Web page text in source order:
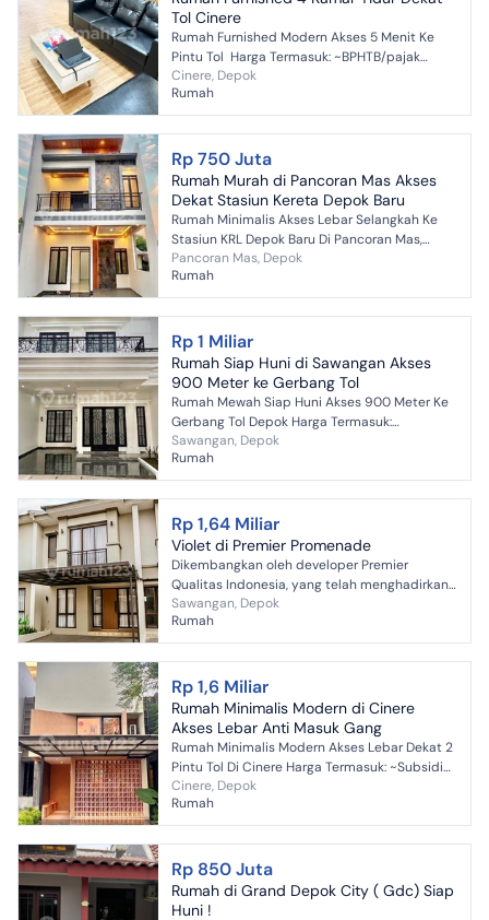
Tol Cinere
Rumah Furnished Modern Akses 5 Menit Ke
Pintu Tol Harga Termasuk: ~BPHTB/pajak
pembeli ~Notaris, AJB & BBN ~Biaya KPR
~Undian PASTI DAPAT antara...
Cinere, Depok
Rumah
Rp 750 Juta
Rumah Murah di Pancoran Mas Akses
Dekat Stasiun Kereta Depok Baru
Rumah Minimalis Akses Lebar Selangkah Ke
Stasiun KRL Depok Baru Di Pancoran Mas,
Depok Harga Termasuk: ~BPHTB/pajak
pembeli ~Notaris, AJB & BBN ~...
Pancoran Mas, Depok
Rumah
Rp 1 Miliar
Rumah Siap Huni di Sawangan Akses
900 Meter ke Gerbang Tol
Rumah Mewah Siap Huni Akses 900 Meter Ke
Gerbang Tol Depok Harga Termasuk:
~BPHTB/pajak pembeli ~Notaris, AJB & BBN
~Biaya KPR ~Kitchen set* ~AC 1...
Sawangan, Depok
Rumah
Rp 1,64 Miliar
Violet di Premier Promenade
Dikembangkan oleh developer Premier
Qualitas Indonesia, yang telah menghadirkan
lebih dari 3.500 hunian high-end sejak 1998.
Terinspirasi oleh sem...
Sawangan, Depok
Rumah
Rp 1,6 Miliar
Rumah Minimalis Modern di Cinere
Akses Lebar Anti Masuk Gang
Rumah Minimalis Modern Akses Lebar Dekat 2
Pintu Tol Di Cinere Harga Termasuk: ~Subsidi
DP 5%* ~Kanopi terpasang ~Smart door lock
~AC 3 unit* ~Tor...
Cinere, Depok
Rumah
Rp 850 Juta
Rumah di Grand Depok City ( Gdc) Siap
Huni !